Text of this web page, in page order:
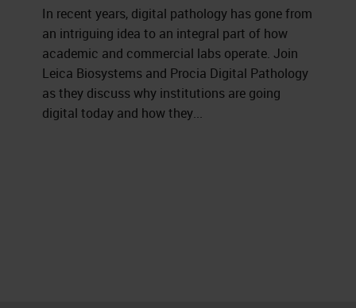
In recent years, digital pathology has gone from
an intriguing idea to an integral part of how
academic and commercial labs operate. Join
Leica Biosystems and Procia Digital Pathology
as they discuss why institutions are going
digital today and how they...